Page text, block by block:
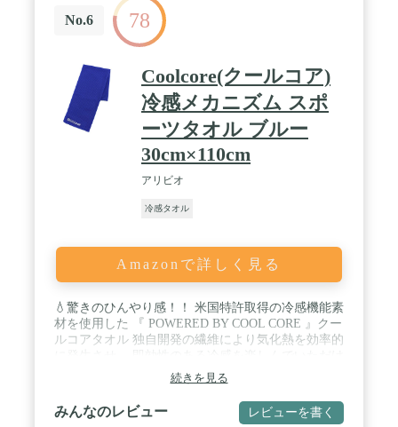
No.6 78
Coolcore(クールコア)
冷感メカニズム スポ
ーツタオル ブルー
30cm×110cm
アリビオ
冷感タオル
Amazonで詳しく見る
💧驚きのひんやり感！！ 米国特許取得の冷感機能素
材を使用した 『 POWERED BY COOL CORE 』クー
ルコアタオル 独自開発の繊維により気化熱を効率的
ます。 / 💧アウトドアシーンでもうれしい、 紫外線
遮断率(UVカット)98％、紫外線保護指数(UPF)50+！
ポリマーや合成樹脂、防腐剤を使用していませんの
で、 洗濯機で何度も洗えて清潔です / 💧濡らして振
続きを見る
みんなのレビュー レビューを書く